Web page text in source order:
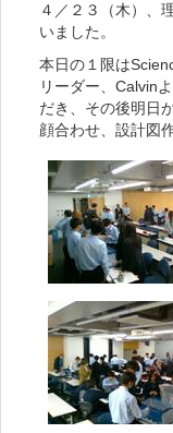
４／２３（木）、
いました。
本日の１限は
リーダー、Calvin
だき、その後明日
顔合わせ、設計図